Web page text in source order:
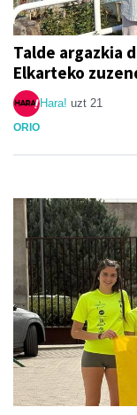
Talde argazkia
Elkarteko
Hara! uzt 21
ORIO